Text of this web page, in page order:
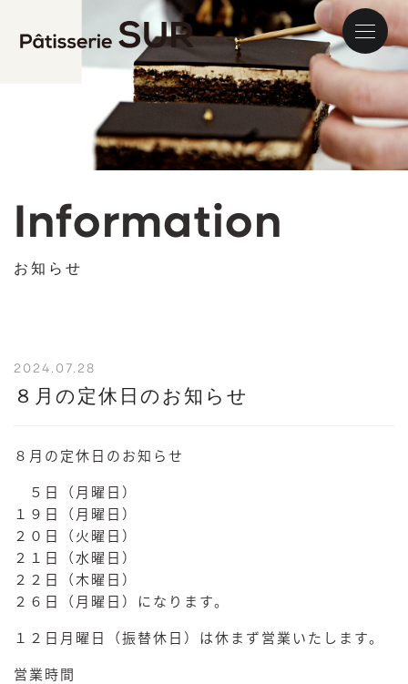
パティス
Information
お知らせ
2024.07.28
８月の定休日のお知らせ
８月の定休日のお知らせ
５日（月曜日）
１９日（月曜日）
２０日（火曜日）
２１日（水曜日）
２２日（木曜日）
２６日（月曜日）になります。
１２日月曜日（振替休日）は休まず営業いたします。
営業時間